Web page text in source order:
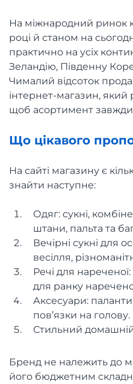
На міжнародний ринок
році й станом на
практично на усіх
Зеландію, Південну
Чималий відсоток
інтернет-магазин,
щоб асортимент
Що цікавого
На сайті магазину є
знайти наступне:
Одяг: сукні,
штани, пальта та
Вечірні сукні для
весілля,
Речі для
для ранку
Аксесуари:
пов’язки на голову.
Стильний
Бренд не належить до
його бюджетним